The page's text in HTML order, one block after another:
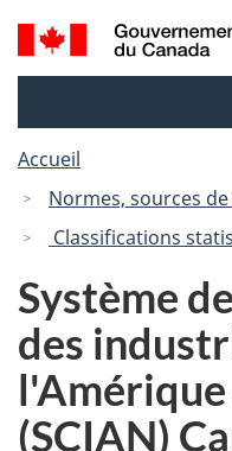
Recherche
et
Accueil
Normes, sources
Classifications
Système
des
(SCIAN)